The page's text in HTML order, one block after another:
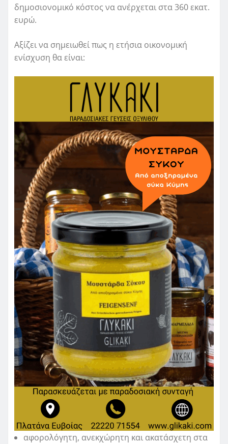
δημοσιονομικό κόστος να ανέρχεται στα 360 εκατ.
ευρώ.
Αξίζει να σημειωθεί πως η ετήσια οικονομική
ενίσχυση θα είναι:
αφορολόγητη, ανεκχώρητη και ακατάσχετη στα